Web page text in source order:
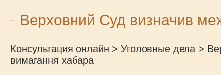
Верховний Суд визначив
Консультация онлайн > Уголовные дела >
вимагання хабара